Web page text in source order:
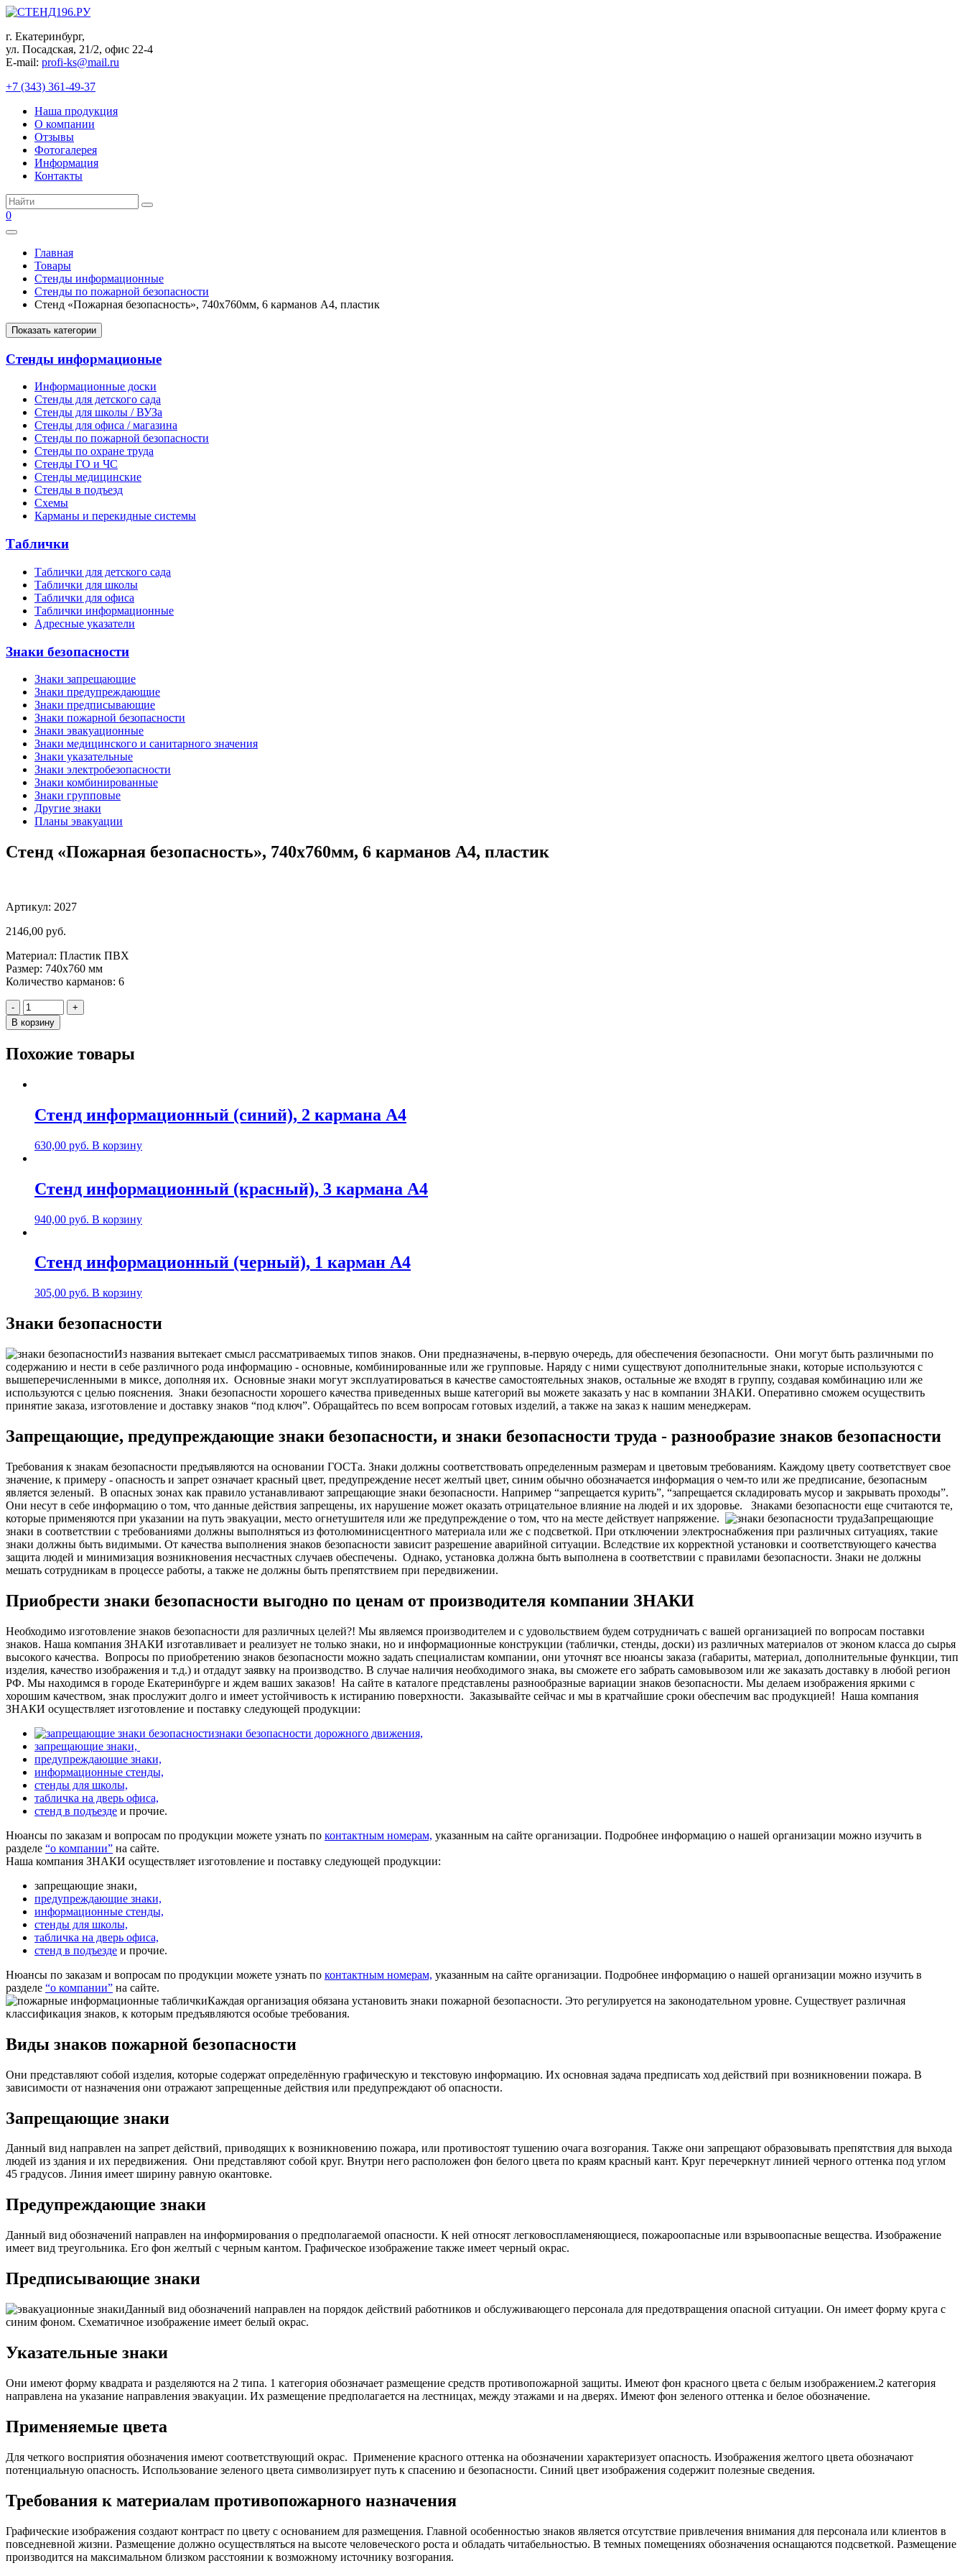
Перейти
контенту
г. Екатеринбург,
ул. Посадская, 21/2, офис 22-4
E-mail: profi-ks@mail.ru
+7 (343) 361-49-37
Наша продукция
О компании
Отзывы
Фотогалерея
Информация
Контакты
Поиск:
0
Главная
Товары
Стенды информационные
Стенды по пожарной безопасности
Стенд «Пожарная безопасность», 740х760мм, 6 карманов А4, пластик
Показать категории
Стенды информационые
Информационные доски
Стенды для детского сада
Стенды для школы / ВУЗа
Стенды для офиса / магазина
Стенды по пожарной безопасности
Стенды по охране труда
Стенды ГО и ЧС
Стенды медицинские
Стенды в подъезд
Схемы
Карманы и перекидные системы
Таблички
Таблички для детского сада
Таблички для школы
Таблички для офиса
Таблички информационные
Адресные указатели
Знаки безопасности
Знаки запрещающие
Знаки предупреждающие
Знаки предписывающие
Знаки пожарной безопасности
Знаки эвакуационные
Знаки медицинского и санитарного значения
Знаки указательные
Знаки электробезопасности
Знаки комбинированные
Знаки групповые
Другие знаки
Планы эвакуации
Стенд «Пожарная безопасность», 740х760мм, 6 карманов А4, пластик
Артикул: 2027
2146,00 руб.
Материал: Пластик ПВХ
Размер: 740х760 мм
Количество карманов: 6
Количество
Стенд
"Пожарная
740х760мм,
карманов
пластик
-
+
В корзину
Похожие товары
Стенд информационный (синий), 2 карманa А4
630,00 руб. В корзину
Стенд информационный (красный), 3 карманa А4
940,00 руб. В корзину
Стенд информационный (черный), 1 карман А4
305,00 руб. В корзину
Знаки безопасности
Из названия вытекает смысл рассматриваемых типов знаков. Они предназначены, в-первую очередь, для обеспечения безопасности. Они могут быть различными по
содержанию и нести в себе различного рода информацию - основные, комбинированные или же групповые. Наряду с ними существуют дополнительные знаки, которые используются с
вышеперечисленными в миксе, дополняя их. Основные знаки могут эксплуатироваться в качестве самостоятельных знаков, остальные же входят в группу, создавая комбинацию или же
используются с целью пояснения. Знаки безопасности хорошего качества приведенных выше категорий вы можете заказать у нас в компании ЗНАКИ. Оперативно сможем осуществить
принятие заказа, изготовление и доставку знаков “под ключ”. Обращайтесь по всем вопросам готовых изделий, а также на заказ к нашим менеджерам.
Запрещающие, предупреждающие знаки безопасности, и знаки безопасности труда - разнообразие знаков безопасности
Требования к знакам безопасности предъявляются на основании ГОСТа. Знаки должны соответствовать определенным размерам и цветовым требованиям. Каждому цвету соответствует свое
значение, к примеру - опасность и запрет означает красный цвет, предупреждение несет желтый цвет, синим обычно обозначается информация о чем-то или же предписание, безопасным
является зеленый. В опасных зонах как правило устанавливают запрещающие знаки безопасности. Например “запрещается курить”, “запрещается складировать мусор и закрывать проходы”.
Они несут в себе информацию о том, что данные действия запрещены, их нарушение может оказать отрицательное влияние на людей и их здоровье.
Знаками безопасности еще считаются те,
которые применяются при указании на путь эвакуации, место огнетушителя или же предупреждение о том, что на месте действует напряжение.
Запрещающие
знаки в соответствии с требованиями должны выполняться из фотолюминисцентного материала или же с подсветкой. При отключении электроснабжения при различных ситуациях, такие
знаки должны быть видимыми. От качества выполнения знаков безопасности зависит разрешение аварийной ситуации. Вследствие их корректной установки и соответствующего качества
защита людей и минимизация возникновения несчастных случаев обеспечены. Однако, установка должна быть выполнена в соответствии с правилами безопасности. Знаки не должны
мешать сотрудникам в процессе работы, а также не должны быть препятствием при передвижении.
Приобрести знаки безопасности выгодно по ценам от производителя компании ЗНАКИ
Необходимо изготовление знаков безопасности для различных целей?! Мы являемся производителем и с удовольствием будем сотрудничать с вашей организацией по вопросам поставки
знаков. Наша компания ЗНАКИ изготавливает и реализует не только знаки, но и информационные конструкции (таблички, стенды, доски) из различных материалов от эконом класса до сырья
высокого качества. Вопросы по приобретению знаков безопасности можно задать специалистам компании, они уточнят все нюансы заказа (габариты, материал, дополнительные функции, тип
изделия, качество изображения и т.д.) и отдадут заявку на производство. В случае наличия необходимого знака, вы сможете его забрать самовывозом или же заказать доставку в любой регион
РФ. Мы находимся в городе Екатеринбурге и ждем ваших заказов! На сайте в каталоге представлены разнообразные вариации знаков безопасности. Мы делаем изображения яркими с
хорошим качеством, знак прослужит долго и имеет устойчивость к истиранию поверхности. Заказывайте сейчас и мы в кратчайшие сроки обеспечим вас продукцией! Наша компания
ЗНАКИ осуществляет изготовление и поставку следующей продукции:
знаки безопасности дорожного движения,
запрещающие знаки,
предупреждающие знаки,
информационные стенды,
стенды для школы,
табличка на дверь офиса,
стенд в подъезде и прочие.
Нюансы по заказам и вопросам по продукции можете узнать по контактным номерам, указанным на сайте организации. Подробнее информацию о нашей организации можно изучить в
разделе “о компании” на сайте.
Наша компания ЗНАКИ осуществляет изготовление и поставку следующей продукции:
запрещающие знаки,
предупреждающие знаки,
информационные стенды,
стенды для школы,
табличка на дверь офиса,
стенд в подъезде и прочие.
Нюансы по заказам и вопросам по продукции можете узнать по контактным номерам, указанным на сайте организации. Подробнее информацию о нашей организации можно изучить в
разделе “о компании” на сайте.
Каждая организация обязана установить знаки пожарной безопасности. Это регулируется на законодательном уровне. Существует различная
классификация знаков, к которым предъявляются особые требования.
Виды знаков пожарной безопасности
Они представляют собой изделия, которые содержат определённую графическую и текстовую информацию. Их основная задача предписать ход действий при возникновении пожара. В
зависимости от назначения они отражают запрещенные действия или предупреждают об опасности.
Запрещающие знаки
Данный вид направлен на запрет действий, приводящих к возникновению пожара, или противостоят тушению очага возгорания. Также они запрещают образовывать препятствия для выхода
людей из здания и их передвижения. Они представляют собой круг. Внутри него расположен фон белого цвета по краям красный кант. Круг перечеркнут линией черного оттенка под углом
45 градусов. Линия имеет ширину равную окантовке.
Предупреждающие знаки
Данный вид обозначений направлен на информирования о предполагаемой опасности. К ней относят легковоспламеняющиеся, пожароопасные или взрывоопасные вещества. Изображение
имеет вид треугольника. Его фон желтый с черным кантом. Графическое изображение также имеет черный окрас.
Предписывающие знаки
Данный вид обозначений направлен на порядок действий работников и обслуживающего персонала для предотвращения опасной ситуации. Он имеет форму круга с
синим фоном. Схематичное изображение имеет белый окрас.
Указательные знаки
Они имеют форму квадрата и разделяются на 2 типа. 1 категория обозначает размещение средств противопожарной защиты. Имеют фон красного цвета с белым изображением.2 категория
направлена на указание направления эвакуации. Их размещение предполагается на лестницах, между этажами и на дверях. Имеют фон зеленого оттенка и белое обозначение.
Применяемые цвета
Для четкого восприятия обозначения имеют соответствующий окрас. Применение красного оттенка на обозначении характеризует опасность. Изображения желтого цвета обозначают
потенциальную опасность. Использование зеленого цвета символизирует путь к спасению и безопасности. Синий цвет изображения содержит полезные сведения.
Требования к материалам противопожарного назначения
Графические изображения создают контраст по цвету с основанием для размещения. Главной особенностью знаков является отсутствие привлечения внимания для персонала или клиентов в
повседневной жизни. Размещение должно осуществляться на высоте человеческого роста и обладать читабельностью. В темных помещениях обозначения оснащаются подсветкой. Размещение
производится на максимальном близком расстоянии к возможному источнику возгорания.